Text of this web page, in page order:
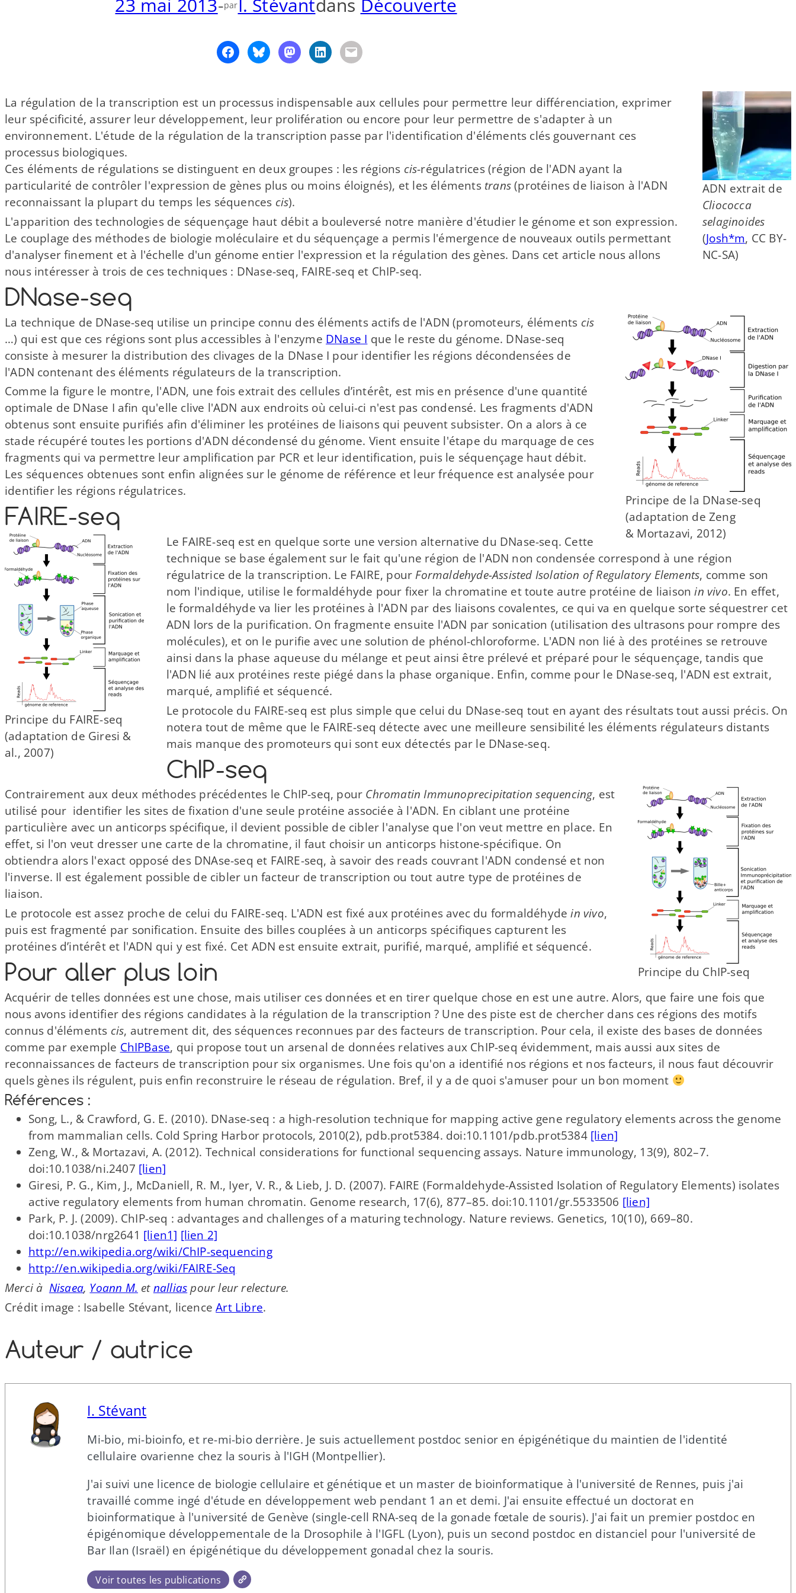
23 mai 2013-par I. Stévantdans Découverte
ADN extrait de
Cliococca
selaginoides
(Josh*m, CC BY-​
NC-​SA)
La régulation de la transcription est un processus indispensable aux cellules pour permettre leur différenciation, exprimer
leur spécificité, assurer leur développement, leur prolifération ou encore pour leur permettre de s'adapter à un
environnement. L'étude de la régulation de la transcription passe par l'identification d'éléments clés gouvernant ces
processus biologiques.
Ces éléments de régulations se distinguent en deux groupes : les régions cis-régulatrices (région de l'ADN ayant la
particularité de contrôler l'expression de gènes plus ou moins éloignés), et les éléments trans(protéines de liaison à l'ADN
reconnaissant la plupart du temps les séquences cis).
L'apparition des technologies de séquençage haut débit a bouleversé notre manière d'étudier le génome et son expression.
Le couplage des méthodes de biologie moléculaire et du séquençage a permis l'émergence de nouveaux outils permettant
d'analyser finement et à l'échelle d'un génome entier l'expression et la régulation des gènes. Dans cet article nous allons
nous intéresser à trois de ces techniques : DNase-​seq, FAIRE-​seq et ChIP-​seq.
DNase-​seq
Principe de la DNase-​seq
(adaptation de Zeng
& Mortazavi, 2012)
La technique de DNase-​seq utilise un principe connu des éléments actifs de l'ADN (promoteurs, éléments cis
…) qui est que ces régions sont plus accessibles à l'enzyme DNase I que le reste du génome. DNase-​seq
consiste à mesurer la distribution des clivages de la DNase I pour identifier les régions décondensées de
l'ADN contenant des éléments régulateurs de la transcription.
Comme la figure le montre, l'ADN, une fois extrait des cellules d’intérêt, est mis en présence d'une quantité
optimale de DNase I afin qu'elle clive l'ADN aux endroits où celui-​ci n'est pas condensé. Les fragments d'ADN
obtenus sont ensuite purifiés afin d'éliminer les protéines de liaisons qui peuvent subsister. On a alors à ce
stade récupéré toutes les portions d'ADN décondensé du génome. Vient ensuite l'étape du marquage de ces
fragments qui va permettre leur amplification par PCR et leur identification, puis le séquençage haut débit.
Les séquences obtenues sont enfin alignées sur le génome de référence et leur fréquence est analysée pour
identifier les régions régulatrices.
FAIRE-​seq
Principe du FAIRE-​seq
(adaptation de Giresi &
al., 2007)
Le FAIRE-​seq est en quelque sorte une version alternative du DNase-​seq. Cette
technique se base également sur le fait qu'une région de l'ADN non condensée correspond à une région
régulatrice de la transcription. Le FAIRE, pour Formaldehyde-​Assisted Isolation of Regulatory Elements, comme son
nom l'indique, utilise le formaldéhyde pour fixer la chromatine et toute autre protéine de liaisonin vivo. En effet,
le formaldéhyde va lier les protéines à l'ADN par des liaisons covalentes, ce qui va en quelque sorte séquestrer cet
ADN lors de la purification. On fragmente ensuite l'ADN par sonication (utilisation des ultrasons pour rompre des
molécules), et on le purifie avec une solution de phénol-​chloroforme. L'ADN non lié à des protéines se retrouve
ainsi dans la phase aqueuse du mélange et peut ainsi être prélevé et préparé pour le séquençage, tandis que
l'ADN lié aux protéines reste piégé dans la phase organique. Enfin, comme pour le DNase-​seq, l'ADN est extrait,
marqué, amplifié et séquencé.
Le protocole du FAIRE-​seq est plus simple que celui du DNase-​seq tout en ayant des résultats tout aussi précis. On
notera tout de même que le FAIRE-​seq détecte avec une meilleure sensibilité les éléments régulateurs distants
mais manque des promoteurs qui sont eux détectés par le DNase-​seq.
ChIP-​seq
Principe du ChIP-​seq
Contrairement aux deux méthodes précédentes le ChIP-​seq, pour Chromatin Immunoprecipitation sequencing, est
utilisé pour identifier les sites de fixation d'une seule protéine associée à l'ADN. En ciblant une protéine
particulière avec un anticorps spécifique, il devient possible de cibler l'analyse que l'on veut mettre en place. En
effet, si l'on veut dresser une carte de la chromatine, il faut choisir un anticorps histone-​spécifique. On
obtiendra alors l'exact opposé des DNAse-​seq et FAIRE-​seq, à savoir des reads couvrant l'ADN condensé et non
l'inverse. Il est également possible de cibler un facteur de transcription ou tout autre type de protéines de
liaison.
Le protocole est assez proche de celui du FAIRE-​seq. L'ADN est fixé aux protéines avec du formaldéhydein vivo,
puis est fragmenté par sonification. Ensuite des billes couplées à un anticorps spécifiques capturent les
protéines d’intérêt et l'ADN qui y est fixé. Cet ADN est ensuite extrait, purifié, marqué, amplifié et séquencé.
Pour aller plus loin
Acquérir de telles données est une chose, mais utiliser ces données et en tirer quelque chose en est une autre. Alors, que faire une fois que
nous avons identifier des régions candidates à la régulation de la transcription ? Une des piste est de chercher dans ces régions des motifs
connus d'éléments cis, autrement dit, des séquences reconnues par des facteurs de transcription. Pour cela, il existe des bases de données
comme par exemple ChIPBase, qui propose tout un arsenal de données relatives aux ChIP-​seq évidemment, mais aussi aux sites de
reconnaissances de facteurs de transcription pour six organismes. Une fois qu'on a identifié nos régions et nos facteurs, il nous faut découvrir
quels gènes ils régulent, puis enfin reconstruire le réseau de régulation. Bref, il y a de quoi s'amuser pour un bon moment
Références :
Song, L., & Crawford, G. E. (2010). DNase-​seq : a high-​resolution technique for mapping active gene regulatory elements across the genome
from mammalian cells. Cold Spring Harbor protocols, 2010(2), pdb.prot5384. doi:10.1101/pdb.prot5384 [lien]
Zeng, W., & Mortazavi, A. (2012). Technical considerations for functional sequencing assays. Nature immunology, 13(9), 802–7.
doi:10.1038/ni.2407 [lien]
Giresi, P. G., Kim, J., McDaniell, R. M., Iyer, V. R., & Lieb, J. D. (2007). FAIRE (Formaldehyde-​Assisted Isolation of Regulatory Elements) isolates
active regulatory elements from human chromatin. Genome research, 17(6), 877–85. doi:10.1101/gr.5533506 [lien]
Park, P. J. (2009). ChIP-​seq : advantages and challenges of a maturing technology. Nature reviews. Genetics, 10(10), 669–80.
doi:10.1038/nrg2641 [lien1] [lien 2]
http://​en​.wikipedia​.org/​w​i​k​i​/​C​h​I​P​-​s​e​q​u​e​n​c​ing
http://​en​.wikipedia​.org/​w​i​k​i​/​F​A​I​R​E​-​Seq
Merci à Nisaea, Yoann M. etnalliaspour leur relecture.
Crédit image : Isabelle Stévant, licenceArt Libre.
Auteur /​ autrice
I. Stévant
Mi-​bio, mi-​bioinfo, et re-​mi-​bio derrière. Je suis actuellement postdoc senior en épigénétique du maintien de l'identité
cellulaire ovarienne chez la souris à l'IGH (Montpellier).
J'ai suivi une licence de biologie cellulaire et génétique et un master de bioinformatique à l'université de Rennes, puis j'ai
travaillé comme ingé d'étude en développement web pendant 1 an et demi. J'ai ensuite effectué un doctorat en
bioinformatique à l'université de Genève (single-​cell RNA-​seq de la gonade fœtale de souris). J'ai fait un premier postdoc en
épigénomique développementale de la Drosophile à l'IGFL (Lyon), puis un second postdoc en distanciel pour l'université de
Bar Ilan (Israël) en épigénétique du développement gonadal chez la souris.
Voir toutes les publications